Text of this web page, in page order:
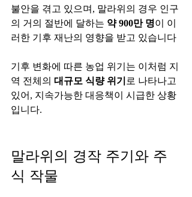
불안을 겪고 있으며, 말라위의 경우 인구
의 거의 절반에 달하는 약 900만 명이 이
러한 기후 재난의 영향을 받고 있습니다​
기후 변화에 따른 농업 위기는 이처럼 지
역 전체의 대규모 식량 위기 로 나타나고
있어, 지속가능한 대응책이 시급한 상황
입니다.
말라위의 경작 주기와 주
식 작물